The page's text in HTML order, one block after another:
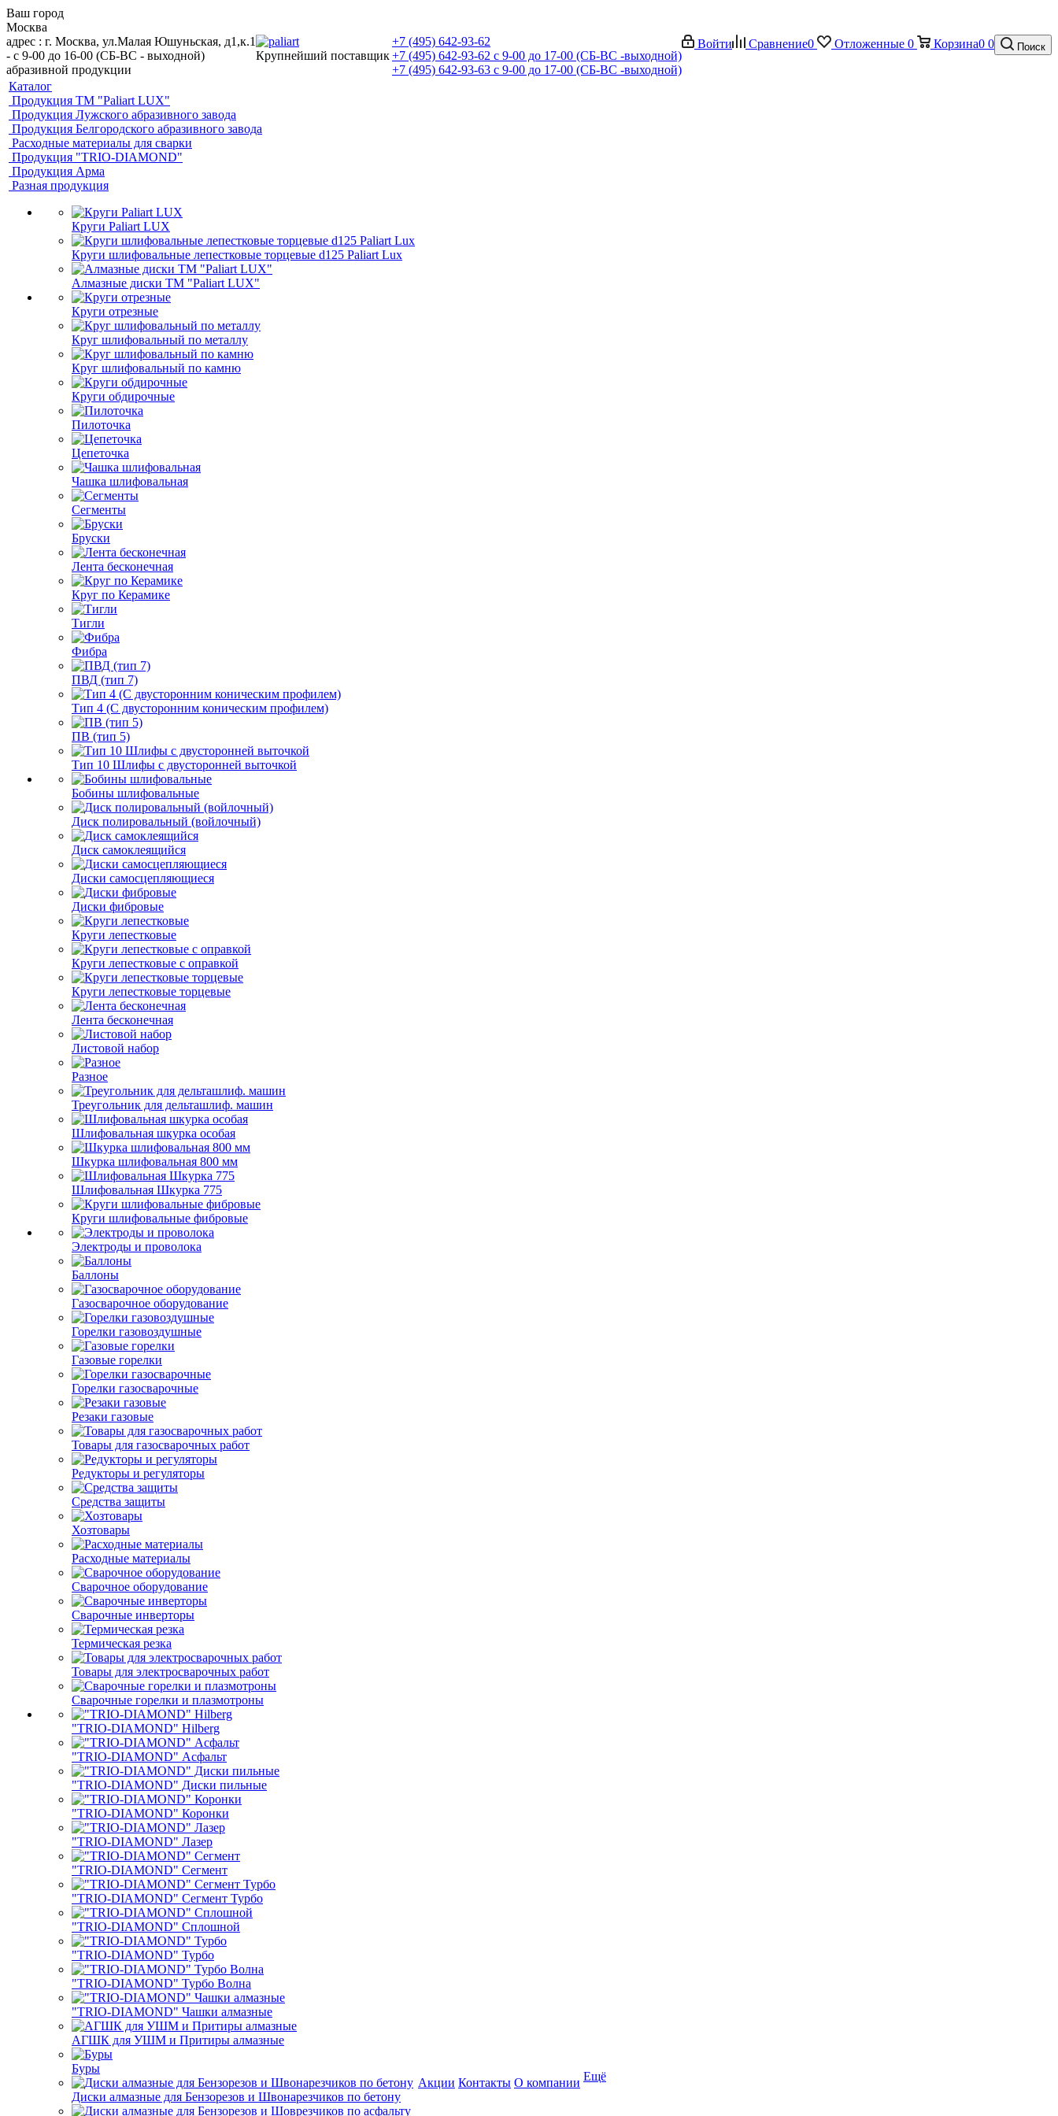
Ваш город
Москва
адрес : г. Москва, ул.Малая Юшуньская, д1,к.1
- c 9-00 до 16-00 (СБ-ВС - выходной)
Поиск
Сравнение0 Отложенные 0 Корзина0 0
Войти
+7 (495) 642-93-62
+7 (495) 642-93-62 c 9-00 до 17-00 (СБ-ВС -выходной)
+7 (495) 642-93-63 c 9-00 до 17-00 (СБ-ВС -выходной)
Крупнейший поставщик
абразивной продукции
Каталог
Продукция ТМ "Paliart LUX"
Продукция Лужского абразивного завода
Продукция Белгородского абразивного завода
Расходные материалы для сварки
Продукция "TRIO-DIAMOND"
Продукция Арма
Разная продукция
Круги Paliart LUX
Круги шлифовальные лепестковые торцевые d125 Paliart Lux
Алмазные диски ТМ "Paliart LUX"
Круги отрезные
Круг шлифовальный по металлу
Круг шлифовальный по камню
Круги обдирочные
Пилоточка
Цепеточка
Чашка шлифовальная
Сегменты
Бруски
Лента бесконечная
Круг по Керамике
Тигли
Фибра
ПВД (тип 7)
Тип 4 (С двусторонним коническим профилем)
ПВ (тип 5)
Тип 10 Шлифы с двусторонней выточкой
Бобины шлифовальные
Диск полировальный (войлочный)
Диск самоклеящийся
Диски самосцепляющиеся
Диски фибровые
Круги лепестковые
Круги лепестковые с оправкой
Круги лепестковые торцевые
Лента бесконечная
Листовой набор
Разное
Треугольник для дельташлиф. машин
Шлифовальная шкурка особая
Шкурка шлифовальная 800 мм
Шлифовальная Шкурка 775
Круги шлифовальные фибровые
Электроды и проволока
Баллоны
Газосварочное оборудование
Горелки газовоздушные
Газовые горелки
Горелки газосварочные
Резаки газовые
Товары для газосварочных работ
Редукторы и регуляторы
Средства защиты
Хозтовары
Расходные материалы
Сварочное оборудование
Сварочные инверторы
Термическая резка
Товары для электросварочных работ
Сварочные горелки и плазмотроны
"TRIO-DIAMOND" Hilberg
"TRIO-DIAMOND" Асфальт
"TRIO-DIAMOND" Диски пильные
"TRIO-DIAMOND" Коронки
"TRIO-DIAMOND" Лазер
"TRIO-DIAMOND" Сегмент
"TRIO-DIAMOND" Сегмент Турбо
"TRIO-DIAMOND" Сплошной
"TRIO-DIAMOND" Турбо
"TRIO-DIAMOND" Турбо Волна
"TRIO-DIAMOND" Чашки алмазные
АГШК для УШМ и Притиры алмазные
Буры
Диски алмазные для Бензорезов и Швонарезчиков по бетону
Акции Контакты О компании Ещё